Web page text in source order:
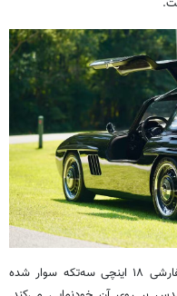
این خودرو بر روی مجموعه‌ای از رینگ‌های سفارشی ۱۸ اینچی سه‌تکه سوار شده